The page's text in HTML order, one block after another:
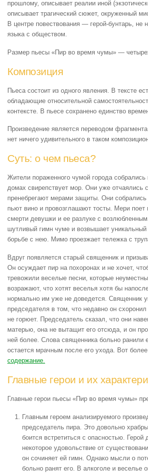
прошлому, описывает реалии иной
описывает трагический сюжет, окруженный
В центре повествования — герой-бунтарь, не
языка с обществом.
Размер пьесы «Пир во время чумы» —
Композиция
Пьеса состоит из одного явления. В тексте
обладающие относительной
контексте. В пьесе сохранено единство
Произведение является переводом
нет ничего удивительного в таком
Суть: о чем пьеса?
Жители пораженного чумой города
домах свирепствует мор. Они уже отчаялись
пренебрегают мерами защиты. Они
пьют вино и провозглашают тосты. Мери поет
смерти девушки и ее разлуке с
шутливый гимн чуме и возвышает
борьбе с нею. Мимо проезжает тележка с
Вдруг появляется старый священник и
Он осуждает пир на похоронах и не хочет,
тревожили веселые песни, которые
возражают, что хотят веселья хотя бы
нормально им уже не доведется. Священник
председателя в том, что недавно он
не горюет. Председатель сказал, что они
матерью, она не вытащит его отсюда, и он
ней более. Слова священника больно ранили
остается мрачным после его ухода. Вот более
содержание.
Главные герои и их
Главные герои пьесы «Пир во время чумы»
Главным героем анализируемого
председатель пира. Это довольно
боится встретиться с опасностью. Герой
некоторое удовольствие от
он сочиняет ей гимн. Однако мысли о
больно ранят его. В алкоголе и веселье